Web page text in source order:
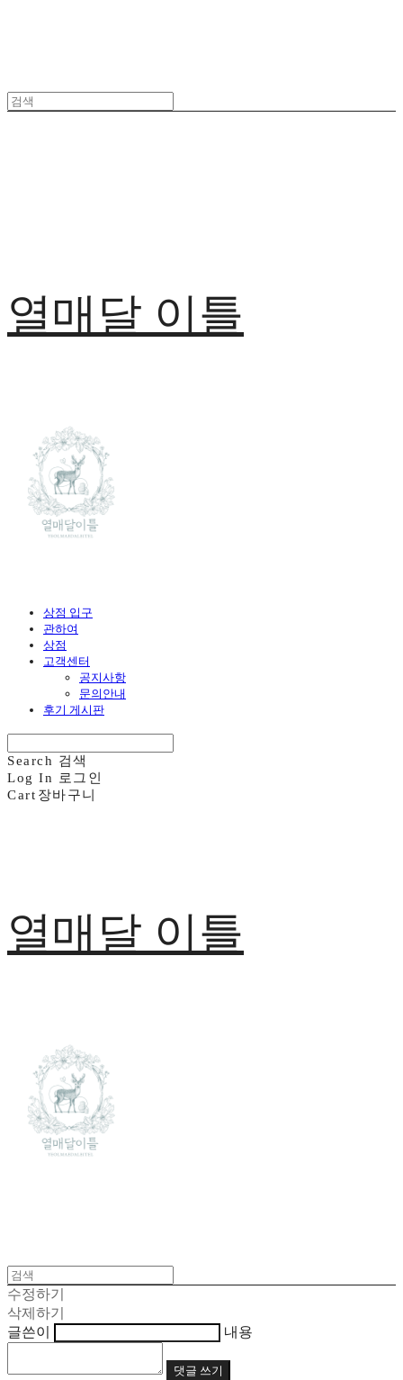
열매달 이틀
상점 입구
관하여
상점
고객센터
공지사항
문의안내
후기 게시판
Search 검색
Log In
로그인
Cart 장바구니
열매달 이틀
수정하기
삭제하기
글쓴이
내용
댓글 쓰기